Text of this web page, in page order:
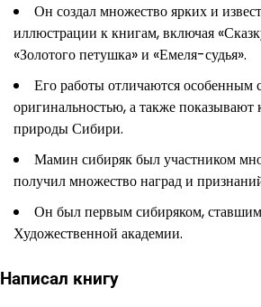
Он создал множество ярких и
иллюстрации к книгам, включая
«Золотого петушка» и «Емеля-судья».
Его работы отличаются особенным
оригинальностью, а также показывают
природы Сибири.
Мамин сибиряк был участником
получил множество наград и
Он был первым сибиряком,
Художественной академии.
Написал книгу